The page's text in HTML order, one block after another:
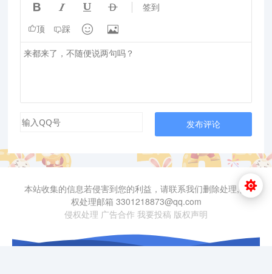
    签到
顶 踩  
发布评论
本站收集的信息若侵害到您的利益，请联系我们删除处理,侵
权处理邮箱 3301218873@qq.com
侵权处理 广告合作 我要投稿 版权声明